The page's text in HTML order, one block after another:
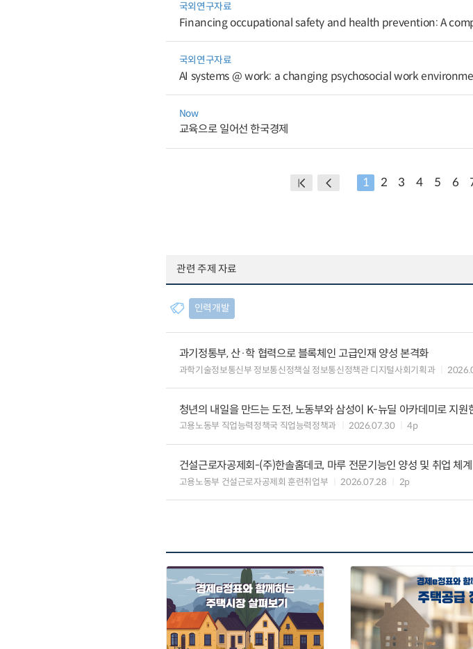
국외연구자료
Financing occupational safety and health prevention: A
국외연구자료
AI systems @ work: a changing psychosocial work
Now
교육으로 일어선 한국경제
1 2 3 4 5 6
관련 주제 자료
인력개발
과기정통부, 산·학 협력으로 블록체인 고급인재 양성 본격화
과학기술정보통신부 정보통신정책실 정보통신정책관 디지털사회기획과
청년의 내일을 만드는 도전, 노동부와 삼성이 K-뉴딜 아카데미로 지원
고용노동부 직업능력정책국 직업능력정책과 2026.07.30 4p
건설근로자공제회-(주)한솔홈데코, 마루 전문기능인 양성 및 취업 체
고용노동부 건설근로자공제회 훈련취업부 2026.07.28 2p